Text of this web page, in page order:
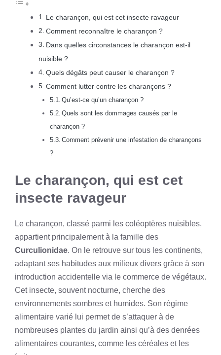
Le charançon, qui est cet insecte ravageur
Comment reconnaître le charançon ?
Dans quelles circonstances le charançon est-il
nuisible ?
Quels dégâts peut causer le charançon ?
Comment lutter contre les charançons ?
Qu’est-ce qu’un charançon ?
Quels sont les dommages causés par le
charançon ?
Comment prévenir une infestation de charançons
?
Le charançon, qui est cet
insecte ravageur
Le charançon, classé parmi les coléoptères nuisibles,
appartient principalement à la famille des
Curculionidae. On le retrouve sur tous les continents,
adaptant ses habitudes aux milieux divers grâce à son
introduction accidentelle via le commerce de végétaux.
Cet insecte, souvent nocturne, cherche des
environnements sombres et humides. Son régime
alimentaire varié lui permet de s’attaquer à de
nombreuses plantes du jardin ainsi qu’à des denrées
alimentaires courantes, comme les céréales et les